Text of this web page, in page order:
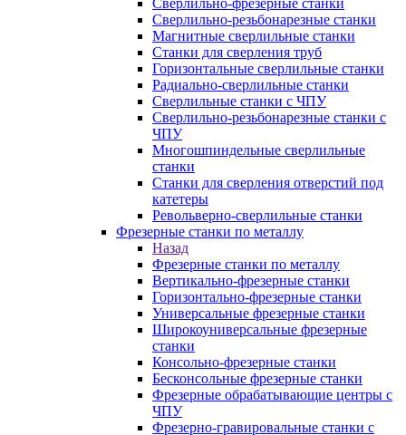
Сверлильно-фрезерные станки
Сверлильно-резьбонарезные станки
Магнитные сверлильные станки
Станки для сверления труб
Горизонтальные сверлильные станки
Радиально-сверлильные станки
Сверлильные станки с ЧПУ
Сверлильно-резьбонарезные станки с
ЧПУ
Многошпиндельные сверлильные
станки
Станки для сверления отверстий под
катетеры
Револьверно-сверлильные станки
Фрезерные станки по металлу
Назад
Фрезерные станки по металлу
Вертикально-фрезерные станки
Горизонтально-фрезерные станки
Универсальные фрезерные станки
Широкоуниверсальные фрезерные
станки
Консольно-фрезерные станки
Бесконсольные фрезерные станки
Фрезерные обрабатывающие центры с
ЧПУ
Фрезерно-гравировальные станки с